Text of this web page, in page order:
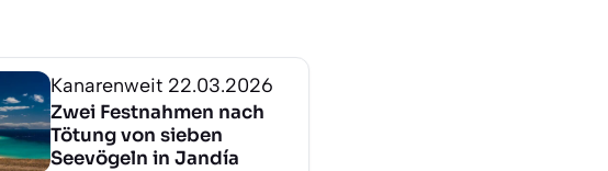
Kanarenweit 22.03.2026
Zwei Festnahmen nach
Tötung von sieben
Seevögeln in Jandía